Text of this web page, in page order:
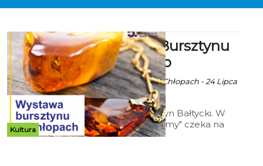
Kultura
Wystawa Bursztynu
Bałtyckiego
Ala za Skarbnica w Chłopach - 24 Lipca
2023 godz. 10:13
Wystawa "Bursztyn Bałtycki. W
poszukiwaniu formy" czeka na
was do 17 września w Skarbnica w